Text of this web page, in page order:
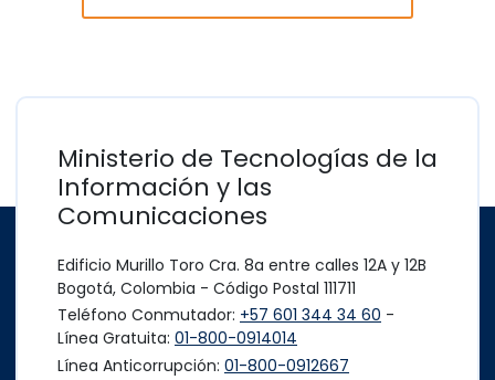
Ministerio de Tecnologías de la
Información y las
Comunicaciones
Edificio Murillo Toro Cra. 8a entre calles 12A y 12B
Bogotá, Colombia - Código Postal 111711
Teléfono Conmutador: +57 601 344 34 60 -
Línea Gratuita: 01-800-0914014
Línea Anticorrupción: 01-800-0912667